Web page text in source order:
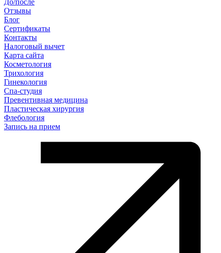
До/после
Отзывы
Блог
Сертификаты
Контакты
Налоговый вычет
Карта сайта
Косметология
Трихология
Гинекология
Спа-студия
Превентивная медицина
Пластическая хирургия
Флебология
Запись на прием